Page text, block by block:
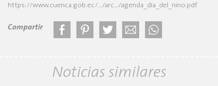
https://www.cuenca.gob.ec/…/arc…/agenda_dia_del_nino.pdf
Compartir
Noticias similares